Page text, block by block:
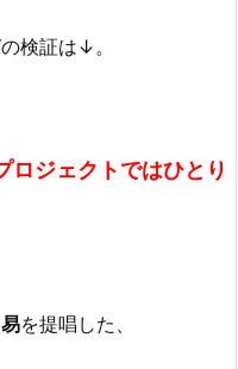
検証は↓。
ロジェクトではひとり
を提唱した、